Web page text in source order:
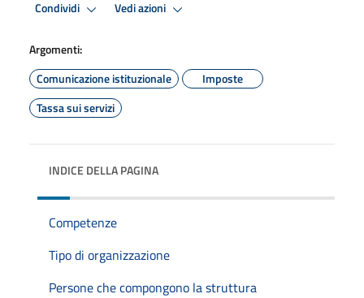
Condividi Vedi azioni
Argomenti:
Comunicazione istituzionale
Imposte
Tassa sui servizi
INDICE DELLA PAGINA
Competenze
Tipo di organizzazione
Persone che compongono la struttura